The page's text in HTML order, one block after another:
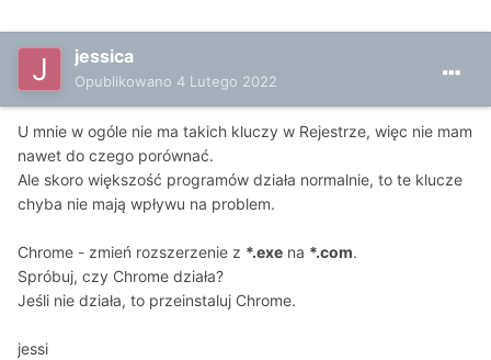
jessica
Opublikowano 4 Lutego 2022
U mnie w ogóle nie ma takich kluczy w Rejestrze, więc nie mam
nawet do czego porównać.
Ale skoro większość programów działa normalnie, to te klucze
chyba nie mają wpływu na problem.
Chrome - zmień rozszerzenie z *.exe na *.com.
Spróbuj, czy Chrome działa?
Jeśli nie działa, to przeinstaluj Chrome.
jessi